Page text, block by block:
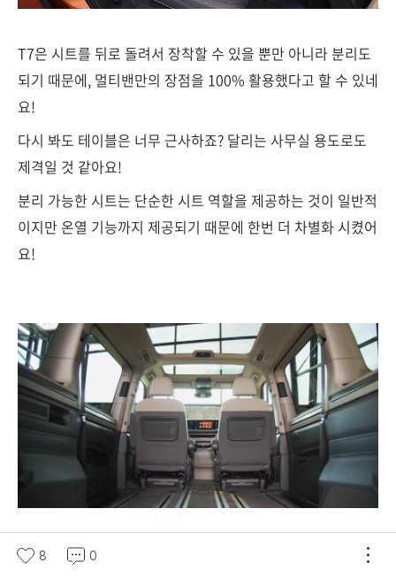
T7은 시트를 뒤로 돌려서 장착할 수 있을 뿐만 아니라 분리도
되기 때문에, 멀티밴만의 장점을 100% 활용했다고 할 수 있네
요!
다시 봐도 테이블은 너무 근사하죠? 달리는 사무실 용도로도
제격일 것 같아요!
분리 가능한 시트는 단순한 시트 역할을 제공하는 것이 일반적
이지만 온열 기능까지 제공되기 때문에 한번 더 차별화 시켰어
요!
1열 시트 뒤에서 접이식 테이블을 기본으로 제공하기 때문에
8 0